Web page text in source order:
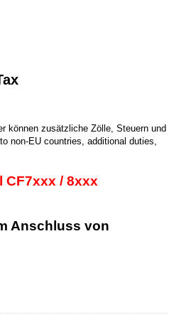
können zusätzliche Zölle, Steuern und
non-EU countries, additional duties,
CF7xxx / 8xxx
Anschluss von